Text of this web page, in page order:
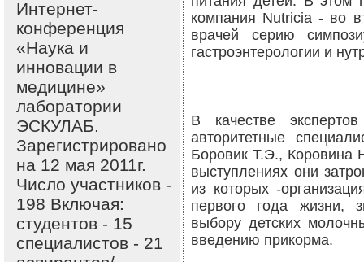
Интернет-
конференция
«Наука и
инновации в
медицине»
лаборатории
ЭСКУЛАБ.
Зарегистрировано
на 12 мая 2011г.
Число участников -
198 Включая:
студентов - 15
специалистов - 21
компания Nutricia - во
врачей серию
гастроэнтерологии и
В качестве
авторитетные
Боровик Т.Э.,
выступлениях они
из которых -
первого года жизни,
выбору детских
введению прикорма.